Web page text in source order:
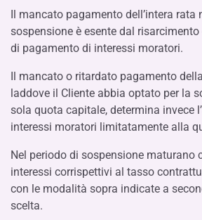
Il mancato pagamento dell’intera rata
sospensione è esente dal
di pagamento di interessi moratori.
Il mancato o ritardato pagamento
laddove il Cliente abbia optato per la
sola quota capitale, determina invece
interessi moratori limitatamente alla
Nel periodo di sospensione maturano
interessi corrispettivi al tasso
con le modalità sopra indicate a
scelta.